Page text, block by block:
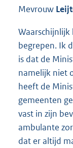
Mevrouw
Waarschijnlijk
begrepen. Ik
is dat de
namelijk niet
heeft de
gemeenten
vast in zijn
ambulante
dat er altijd